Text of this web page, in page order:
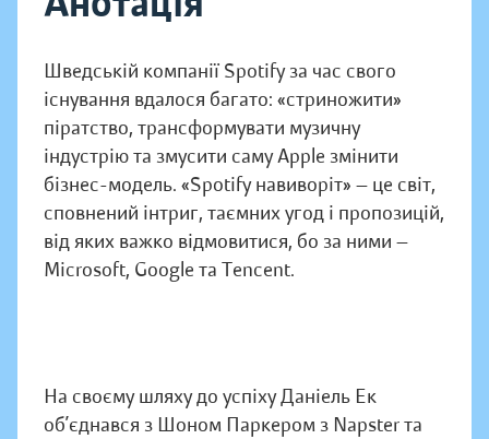
Шведській компанії Spotify за час свого
існування вдалося багато: «стриножити»
піратство, трансформувати музичну
індустрію та змусити саму Apple змінити
бізнес-модель. «Spotify навиворіт» — це світ,
сповнений інтриг, таємних угод і пропозицій,
від яких важко відмовитися, бо за ними —
Microsoft, Google та Tencent.
На своєму шляху до успіху Даніель Ек
об’єднався з Шоном Паркером з Napster та